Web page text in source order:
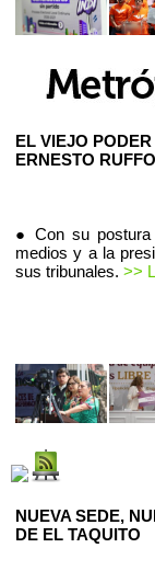
EL VIEJO
ERNESTO
● Con su postura
medios y a la
sus tribunales. >>
NUEVA SEDE,
DE EL TAQUITO